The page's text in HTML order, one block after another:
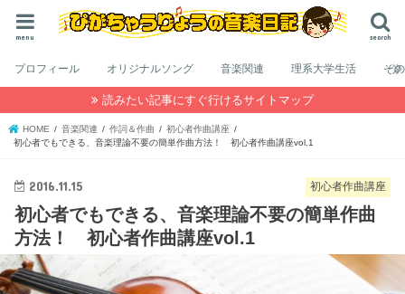
search
menu
プロフィール オリジナルソング 音楽関連 理系大学生活 そ
読みたい記事にすぐ行けるサイトマップ
HOME 音楽関連 作詞＆作曲
初心者作曲講座
初心者でもできる、音楽理論不要の簡単作曲方法！ 初心者作曲講座vol.1
初心者作曲講座
2016.11.15
初心者でもできる、音楽理論不要の簡単作曲
方法！ 初心者作曲講座vol.1